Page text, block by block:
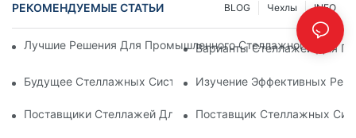
РЕКОМЕНДУЕМЫЕ СТАТЬИ INFO
Чехлы
BLOG
Лучшие Решения Для Промышленного Стеллажного
Варианты Стеллажей Для
Будущее Стеллажных Систем: Тенденции И Инновации
Изучение Эффективных
Поставщики Стеллажей Для Складов: На Что Обратить
Поставщик Стеллажных